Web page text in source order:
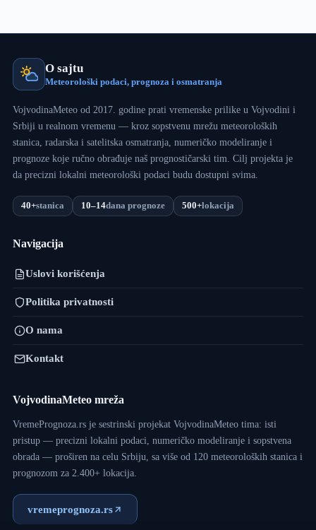
O sajtu
Meteorološki podaci, prognoza i osmatranja
VojvodinaMeteo od 2017. godine prati vremenske prilike u Vojvodini i
Srbiji u realnom vremenu — kroz sopstvenu mrežu meteoroloških
stanica, radarska i satelitska osmatranja, numeričko modeliranje i
prognoze koje ručno obrađuje naš prognostičarski tim. Cilj projekta je
da precizni lokalni meteorološki podaci budu dostupni svima.
40+stanica 10–14dana prognoze 500+lokacija
Navigacija
Uslovi korišćenja
Politika privatnosti
O nama
Kontakt
VojvodinaMeteo mreža
VremePrognoza.rs je sestrinski projekat VojvodinaMeteo tima: isti
pristup — precizni lokalni podaci, numeričko modeliranje i sopstvena
obrada — proširen na celu Srbiju, sa više od 120 meteoroloških stanica i
prognozom za 2.400+ lokacija.
vremeprognoza.rs